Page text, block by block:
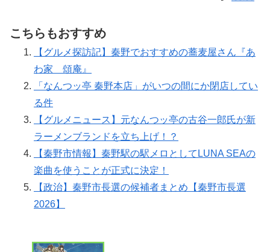
こちらもおすすめ
【グルメ探訪記】秦野でおすすめの蕎麦屋さん『あ
わ家 頌庵』
「なんつッ亭 秦野本店」がいつの間にか閉店してい
る件
【グルメニュース】元なんつッ亭の古谷一郎氏が新
ラーメンブランドを立ち上げ！？
【秦野市情報】秦野駅の駅メロとしてLUNA SEAの
楽曲を使うことが正式に決定！
【政治】秦野市長選の候補者まとめ【秦野市長選
2026】